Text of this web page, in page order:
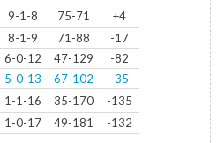
9-1-8 75-71
+4
8-1-9 71-88
-17
6-0-12 47-129
-82
5-0-13 67-102
-35
1-1-16 35-170
-135
1-0-17 49-181 -132